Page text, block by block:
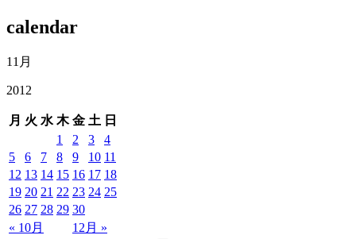
calendar
11月
2012
月 火 水 木 金 土 日
« 10月 12月 »
1 2 3
4
5
6 7 8 9 10 11
12 13 14 15 16 17 18
19 20 21 22 23 24 25
26 27 28 29 30